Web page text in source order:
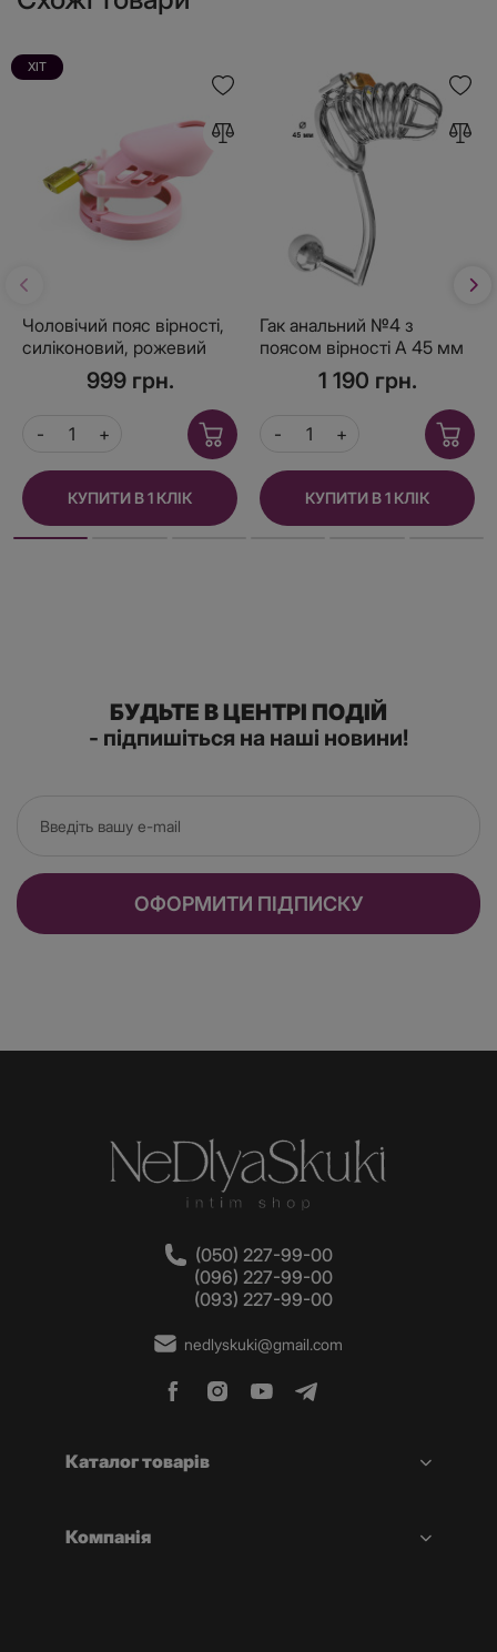
ХІТ
Чоловічий пояс вірності,
силіконовий, рожевий
999 грн.
КУПИТИ В 1 КЛІК
Гак анальний №4 з
поясом вірності А 45 мм
1 190 грн.
КУПИТИ В 1 КЛІК
БУДЬТЕ В ЦЕНТРІ ПОДІЙ
- підпишіться на наші новини!
ОФОРМИТИ ПІДПИСКУ
(050) 227-99-00
(096) 227-99-00
(093) 227-99-00
nedlyskuki@gmail.com
Каталог товарів
Компанія